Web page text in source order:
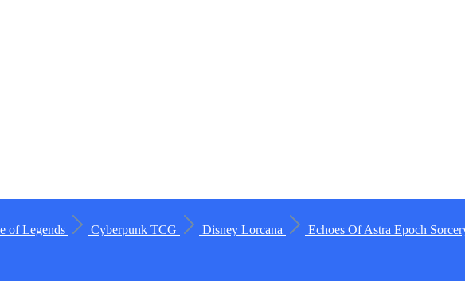
of Legends Cyberpunk TCG Disney Lorcana Echoes Of Astra Epoch